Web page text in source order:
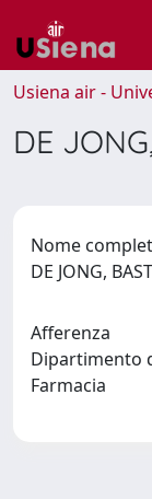
Usiena air -
DE
Nome
DE JONG,
Afferenza
Dipartimento
Farmacia